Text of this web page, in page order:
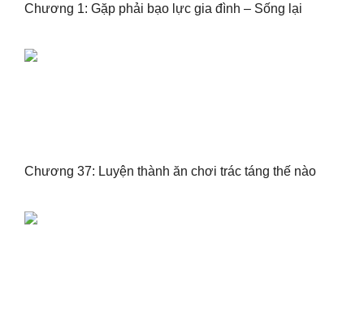
Chương 1: Gặp phải bạo lực gia đình – Sống lại
Chương 37: Luyện thành ăn chơi trác táng thế nào